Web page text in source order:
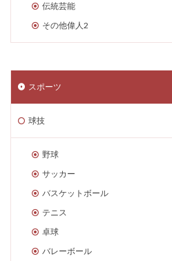
伝統芸能
その他偉人2
スポーツ
球技
野球
サッカー
バスケットボール
テニス
卓球
バレーボール